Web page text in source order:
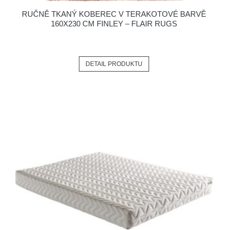
RUČNĚ TKANÝ KOBEREC V TERAKOTOVÉ BARVĚ
160X230 CM FINLEY – FLAIR RUGS
DETAIL PRODUKTU